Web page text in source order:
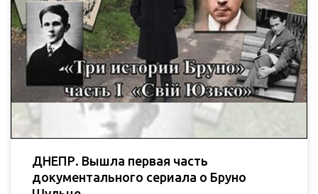
ДНЕПР. Вышла первая часть
документального сериала о Бруно